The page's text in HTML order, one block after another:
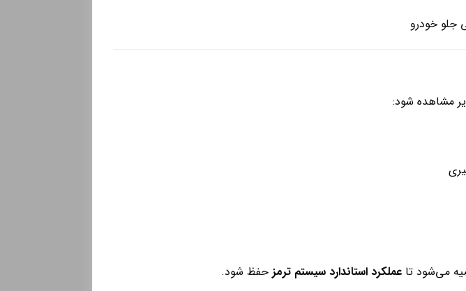
خودرو
مشاهده شود:
می‌شود تا عملکرد استاندارد سیستم ترمز حفظ شود.